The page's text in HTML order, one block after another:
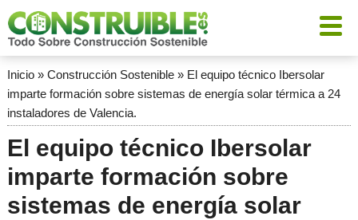
Inicio» Construcción Sostenible» El equipo técnico Ibersolar
imparte formación sobre sistemas de energía solar térmica a 24
instaladores de Valencia.
El equipo técnico Ibersolar
imparte formación sobre
sistemas de energía solar